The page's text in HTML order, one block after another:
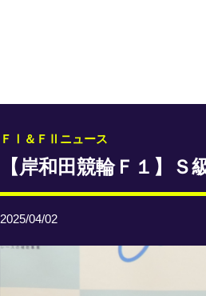
ＦⅠ＆ＦⅡニュース
【岸和田競輪Ｆ１】
2025/04/02